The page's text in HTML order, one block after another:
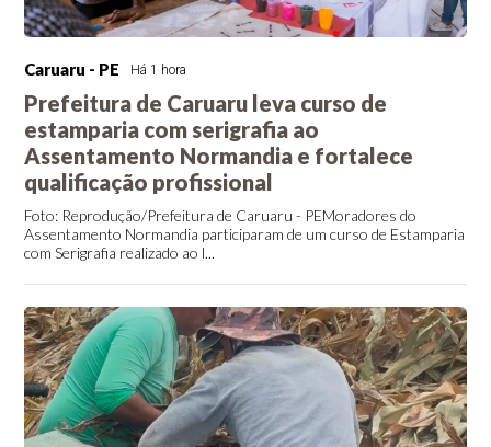
Caruaru - PE Há 1 hora
Prefeitura de Caruaru leva curso de
estamparia com serigrafia ao
Assentamento Normandia e fortalece
qualificação profissional
Foto: Reprodução/Prefeitura de Caruaru - PEMoradores do
Assentamento Normandia participaram de um curso de Estamparia
com Serigrafia realizado ao l...